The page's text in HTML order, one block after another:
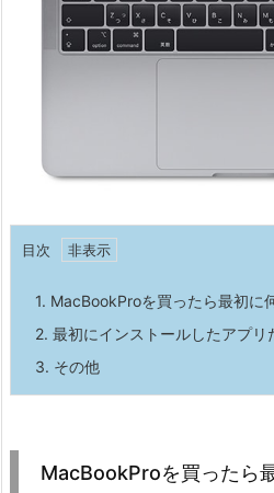
目次
1. MacBookProを買ったら最初に
2. 最初にインストールしたアプリ
3. その他
MacBookProを買ったら